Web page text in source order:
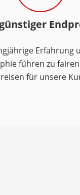
Erfahrung
führen zu
für unsere